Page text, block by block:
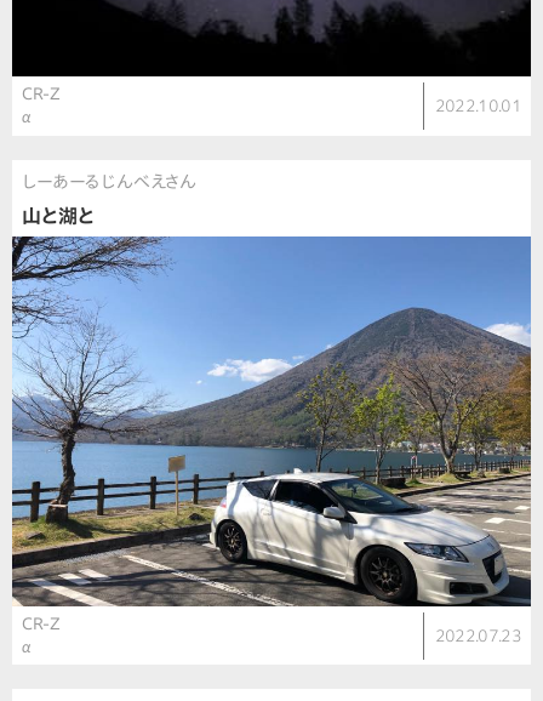
CR-Z
α
2022.10.01
しーあーるじんべえさん
山と湖と
CR-Z
α
2022.07.23